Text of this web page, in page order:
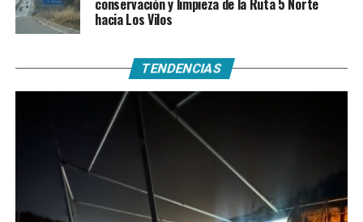
conservación y limpieza de la Ruta 5 Norte
hacia Los Vilos
TENDENCIAS